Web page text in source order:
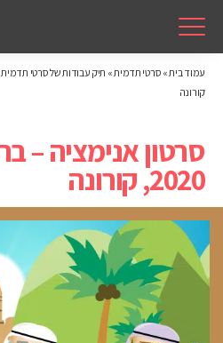
עמוד בית» סרטי תדמית» תיק עבודות של סרטי תדמית
קורונה
סרטון אנימציה –
2020, קורונה